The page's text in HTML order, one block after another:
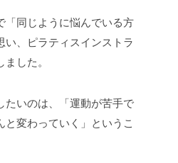
「同じように悩んでいる方
い、ピラティスインストラ
した。
たいのは、「運動が苦手で
と変わっていく」というこ